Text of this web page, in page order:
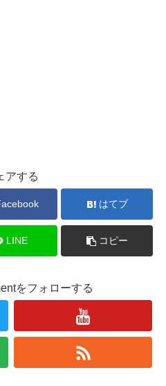
アする
はてブ
LINE コピー
をフォローする